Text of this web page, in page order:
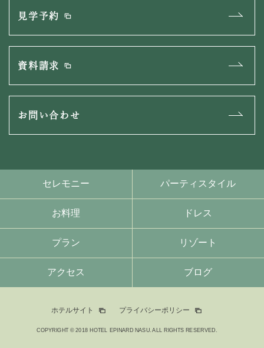
見学予約
資料請求
お問い合わせ
セレモニー パーティスタイル
お料理 ドレス
プラン リゾート
アクセス ブログ
ホテルサイト プライバシーポリシー
COPYRIGHT © 2018 HOTEL EPINARD NASU. ALL RIGHTS RESERVED.